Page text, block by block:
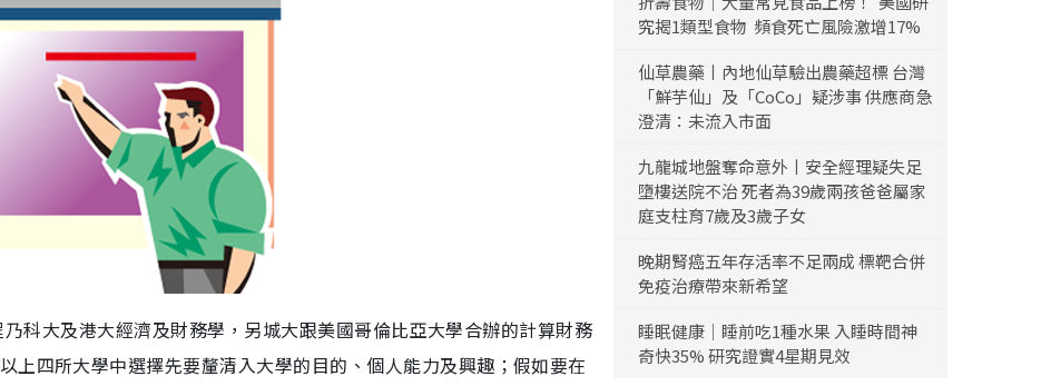
科大及港大經濟及財務學，另城大跟美國哥倫比亞大學合辦的計算財務
上四所大學中選擇先要釐清入大學的目的、個人能力及興趣；假如要在
究揭1類型食物 頻食死亡風險激增17%
仙草農藥丨內地仙草驗出農藥超標 台灣
「鮮芋仙」及「CoCo」疑涉事 供應商急
澄清：未流入市面
九龍城地盤奪命意外丨安全經理疑失足
墮樓送院不治 死者為39歲兩孩爸爸屬家
庭支柱育7歲及3歲子女
晚期腎癌五年存活率不足兩成 標靶合併
免疫治療帶來新希望
睡眠健康｜睡前吃1種水果 入睡時間神
奇快35% 研究證實4星期見效